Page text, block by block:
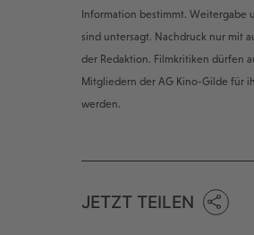
Information bestimmt. Weitergabe
sind untersagt. Nachdruck nur mit
der Redaktion. Filmkritiken dürfen
Mitgliedern der AG Kino-Gilde für
werden.
JETZT TEILEN